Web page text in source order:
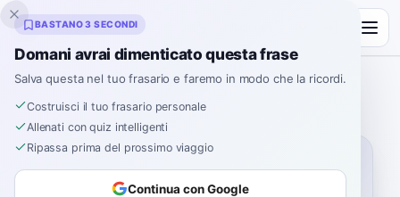
Inklingo
Spagnolo› Come si dice› Shopping
BASTANO 3 SECONDI
Domani avrai dimenticato questa frase
Salva questa nel tuo frasario e faremo in modo che la ricordi.
Costruisci il tuo frasario personale
Allenati con quiz intelligenti
Ripassa prima del prossimo viaggio
Continua con Google